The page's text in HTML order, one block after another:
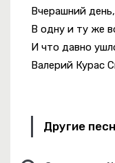
Вчерашний
В одну и ту же
И что давно
Валерий Курас
Другие